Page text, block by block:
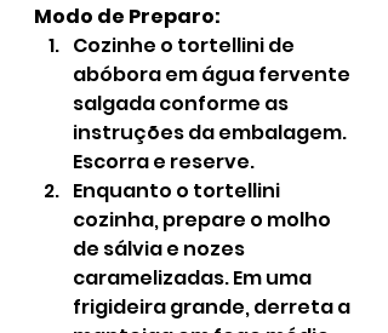
Modo de Preparo:
Cozinhe o tortellini de
abóbora em água fervente
salgada conforme as
instruções da embalagem.
Escorra e reserve.
Enquanto o tortellini
cozinha, prepare o molho
de sálvia e nozes
caramelizadas. Em uma
frigideira grande, derreta a